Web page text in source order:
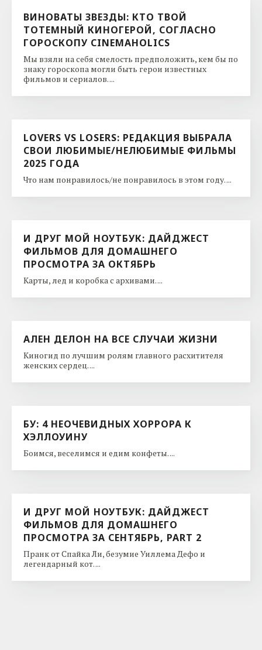
ВИНОВАТЫ ЗВЕЗДЫ: КТО ТВОЙ
ТОТЕМНЫЙ КИНОГЕРОЙ, СОГЛАСНО
ГОРОСКОПУ CINEMAHOLICS
Мы взяли на себя смелость предположить, кем бы по
знаку гороскопа могли быть герои известных
фильмов и сериалов. ...
LOVERS VS LOSERS: РЕДАКЦИЯ ВЫБРАЛА
СВОИ ЛЮБИМЫЕ/НЕЛЮБИМЫЕ ФИЛЬМЫ
2025 ГОДА
Что нам понравилось/не понравилось в этом году. ...
И ДРУГ МОЙ НОУТБУК: ДАЙДЖЕСТ
ФИЛЬМОВ ДЛЯ ДОМАШНЕГО
ПРОСМОТРА ЗА ОКТЯБРЬ
Карты, лед и коробка с архивами. ...
АЛЕН ДЕЛОН НА ВСЕ СЛУЧАИ ЖИЗНИ
Киногид по лучшим ролям главного расхитителя
женских сердец. ...
БУ: 4 НЕОЧЕВИДНЫХ ХОРРОРА К
ХЭЛЛОУИНУ
Боимся, веселимся и едим конфеты. ...
И ДРУГ МОЙ НОУТБУК: ДАЙДЖЕСТ
ФИЛЬМОВ ДЛЯ ДОМАШНЕГО
ПРОСМОТРА ЗА СЕНТЯБРЬ, PART 2
Пранк от Спайка Ли, безумие Уиллема Дефо и
легендарный кот. ...